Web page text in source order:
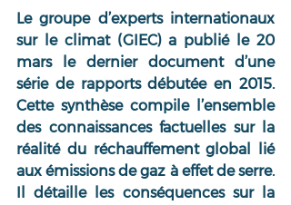
Le groupe d’experts internationaux
sur le climat (GIEC) a publié le 20
mars le dernier document d’une
série de rapports débutée en 2015.
Cette synthèse compile l’ensemble
des connaissances factuelles sur la
réalité du réchauffement global lié
aux émissions de gaz à effet de serre.
Il détaille les conséquences sur la